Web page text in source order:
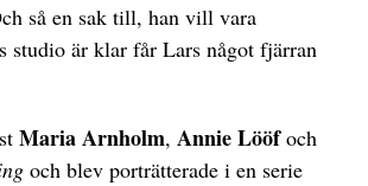
så en sak till, han vill vara
studio är klar får Lars något fjärran
Maria Arnholm, Annie Lööfoch
och blev porträtterade i en serie